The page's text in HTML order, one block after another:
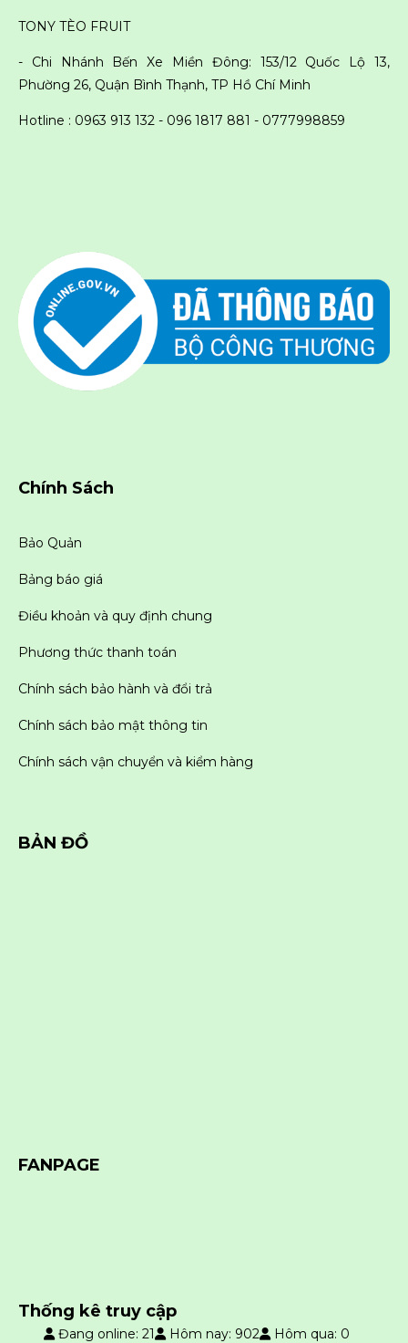
TONY TÈO FRUIT
- Chi Nhánh Bến Xe Miền Đông: 153/12 Quốc Lộ 13,
Phường 26, Quận Bình Thạnh, TP Hồ Chí Minh
Hotline : 0963 913 132 - 096 1817 881 - 0777998859
Chính Sách
Bảo Quản
Bảng báo giá
Điều khoản và quy định chung
Phương thức thanh toán
Chính sách bảo hành và đổi trả
Chính sách bảo mật thông tin
Chính sách vận chuyển và kiểm hàng
BẢN ĐỒ
FANPAGE
Thống kê truy cập
Đang online: 21 Hôm nay: 902 Hôm qua: 0